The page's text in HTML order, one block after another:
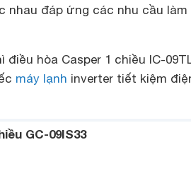
nhau đáp ứng các nhu cầu làm
hòa Casper 1 chiều IC-
máy lạnh inverter tiết kiệm
GC-09IS33